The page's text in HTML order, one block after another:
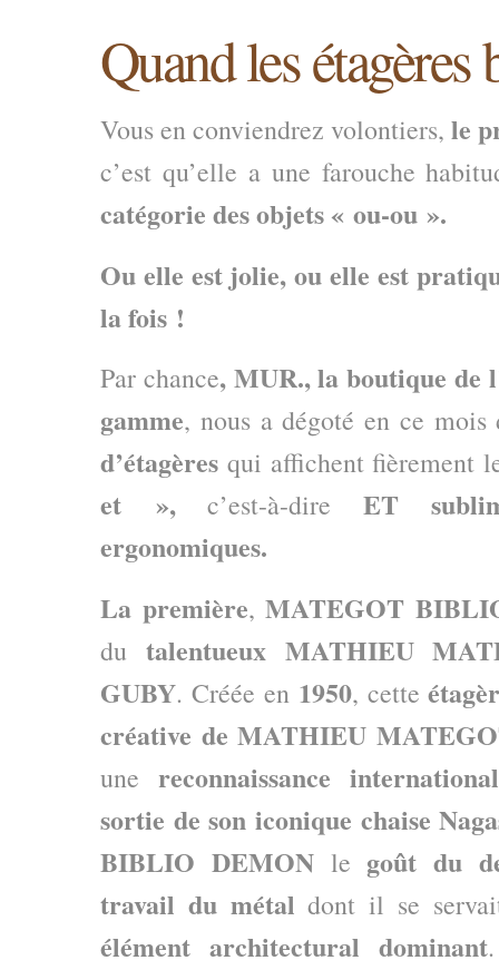
Quand les
Vous en conviendrez volontiers, le
c’est qu’elle a une farouche
catégorie des objets « ou-ou ».
Ou elle est jolie, ou elle est
la fois !
Par chance, MUR.,la boutique de
gamme, nous a dégoté en ce
d’étagères qui affichent fièrement
et »,c’est-à-direET
ergonomiques.
La première, MATEGOT
du talentueux MATHIEU
GUBY. Créée en 1950, cette
créative de MATHIEU
une reconnaissance
sortie de son iconique chaise
BIBLIO DEMONle goût du
travail du métal dont il se
élément architectural dominant